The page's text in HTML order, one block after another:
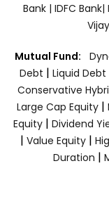
Bank | IDFC Bank|
Mutual Fund:
Debt | Liquid Debt
Conservative
Large Cap Equity |
Equity| Dividend
| Value Equity |
Duration |